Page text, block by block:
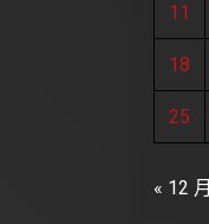
11
18
25
« 12 月